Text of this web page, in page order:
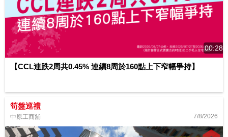
00:28
【CCL連跌2周共0.45% 連續8周於160點上下窄幅爭持】
筍盤巡禮
中原工商舖 7/8/2026